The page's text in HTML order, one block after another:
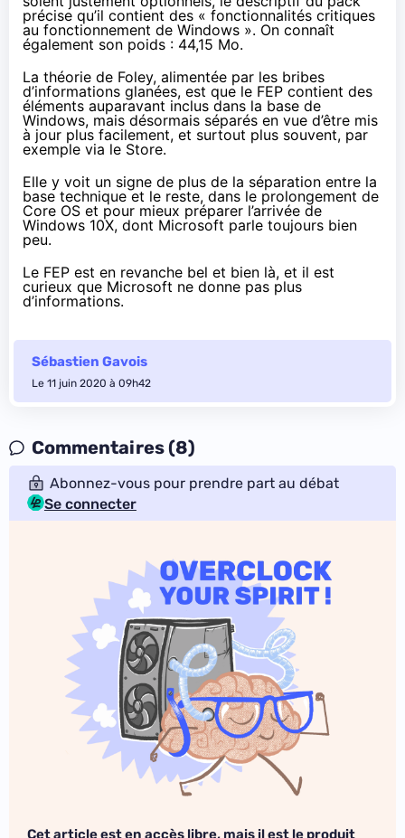
précise qu’il contient des « fonctionnalités critiques
au fonctionnement de Windows ». On connaît
également son poids : 44,15 Mo.
La théorie de Foley, alimentée par les bribes
d’informations glanées, est que le FEP contient des
éléments auparavant inclus dans la base de
Windows, mais désormais séparés en vue d’être mis
à jour plus facilement, et surtout plus souvent, par
exemple via le Store.
Elle y voit un signe de plus de la séparation entre la
base technique et le reste, dans le prolongement de
Core OS et pour mieux préparer l’arrivée de
Windows 10X, dont Microsoft parle toujours bien
peu.
Le FEP est en revanche bel et bien là, et il est
curieux que Microsoft ne donne pas plus
d’informations.
Sébastien Gavois
Le 11 juin 2020 à 09h42
Commentaires (8)
Abonnez-vous pour prendre part au débat
Se connecter
Cet article est en accès libre, mais il est le produit